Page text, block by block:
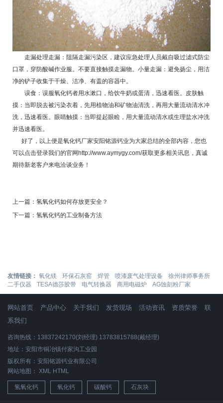
走漏处理走漏：阻隔走漏污染区，建议应急处理人员戴自吸过滤式防尘
口罩，穿防酸碱作业服。不要直接触摸走漏物。小量走漏：避免扬尘，用洁
净的铲子收集于干燥、洁净、有盖的容器中。
误食：误服氧化钙者用水漱口，给饮牛奶或蛋清，迅速看医。皮肤触
摸：当即脱去被污染衣着，先用植物油和矿物油清洗，再用大量流动清水冲
洗，迅速看医。眼睛触摸：当即提起眼睑，用大量流动清水或生理盐水冲洗
并迅速看医。
好了，以上便是氧化钙厂家安阳铭源钙业为大家总结的全部内容，您也
可以点击登录我们的官网http://www.aymygy.com/获取更多相关讯息，真诚
期待新老客户来电洽谈业务！
上一篇： 氢氧化钙如何存放更安全？
下一篇： 氢氧化钙的工业制备方法
友情链接： 氧化镁 环保石灰窑 焊管 喷漆废气处理设备
徐州律师事务所
二手仪器
TESA德莎胶带 电气转换器 商用电磁炉 AG蚀刻粉厂家
网站首页 产品中心 关于我们 发货现场 活动资讯 资质荣誉
联
系我们
咨询热线：13837242170(刘经理) 13783815788(戴经理)
地址：安阳市铜冶镇付家沟工业园
版权所有：安阳铭源钙业有限公司
网站地图： XML HTML
氢氧化钙 氧化钙 碳酸钙 石灰块